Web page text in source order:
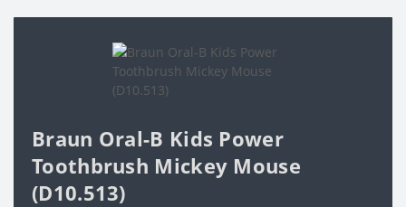
Braun Oral-B Kids Power
Toothbrush Mickey Mouse
(D10.513)